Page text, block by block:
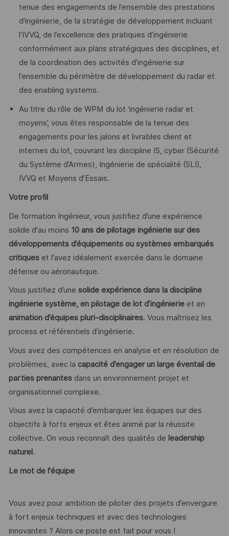
tenue des engagements de l’ensemble des prestations
d'ingénierie, de la stratégie de développement incluant
l’IVVQ, de l’excellence des pratiques d’ingénierie
conformément aux plans stratégiques des disciplines, et
de la coordination des activités d’ingénierie sur
l’ensemble du périmètre de développement du radar et
des enabling systems.
Au titre du rôle de WPM du lot ‘ingénierie radar et
moyens’, vous êtes responsable de la tenue des
engagements pour les jalons et livrables client et
internes du lot, couvrant les discipline IS, cyber (Sécurité
du Système d’Armes), Ingénierie de spécialité (SLI),
IVVQ et Moyens d’Essais.
Votre profil
De formation Ingénieur, vous justifiez d’une expérience
solide d'au moins 10 ans de pilotage ingénierie sur des
développements d’équipements ou systèmes embarqués
critiques et l'avez idéalement exercée dans le domaine
défense ou aéronautique.
Vous justifiez d’une solide expérience dans la discipline
ingénierie système, en pilotage de lot d’ingénierie et en
animation d’équipes pluri-disciplinaires. Vous maîtrisez les
process et référentiels d’ingénierie.
Vous avez des compétences en analyse et en résolution de
problèmes, avec la capacité d’engager un large éventail de
parties prenantesdans un environnement projet et
organisationnel complexe.
Vous avez la capacité d’embarquer les équipes sur des
objectifs à forts enjeux et êtes animé par la réussite
collective. On vous reconnaît des qualités de leadership
naturel .
Le mot de l'équipe
Vous avez pour ambition de piloter des projets d’envergure
à fort enjeux techniques et avec des technologies
innovantes ? Alors ce poste est fait pour vous !